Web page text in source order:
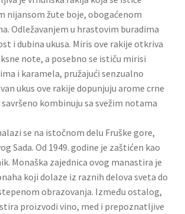
8. mart
Dan zaljubljenih
devojku
nijansom žute boje, obogaćenom
Odležavanjem u hrastovim buradima
i dubina ukusa. Miris ove rakije otkriva
note, a posebno se ističu mirisi
i karamela, pružajući senzualno
ukus ove rakije dopunjuju arome crne
kombinuju sa svežim notama
se na istočnom delu Fruške gore,
Sada. Od 1949. godine je zaštićen kao
Monaška zajednica ovog manastira je
koji dolaze iz raznih delova sveta do
obrazovanja. Između ostalog,
proizvodi vino, med i prepoznatljive